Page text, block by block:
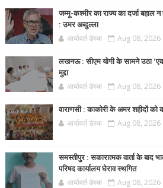
जम्मू-कश्मीर का राज्य का दर्जा बहाल
: उमर अब्दुल्ला
आर्यावर्त डेस्क Aug 08, 2026
लखनऊ : सीएम योगी के सामने उठा
मुद्दा
आर्यावर्त डेस्क Aug 08, 2026
वाराणसी : काकोरी के अमर शहीदों को
आर्यावर्त डेस्क Aug 08, 2026
समस्तीपुर : सकारात्मक वार्ता के बाद
परिषद कार्यालय घेराव स्थगित
आर्यावर्त डेस्क Aug 08, 2026